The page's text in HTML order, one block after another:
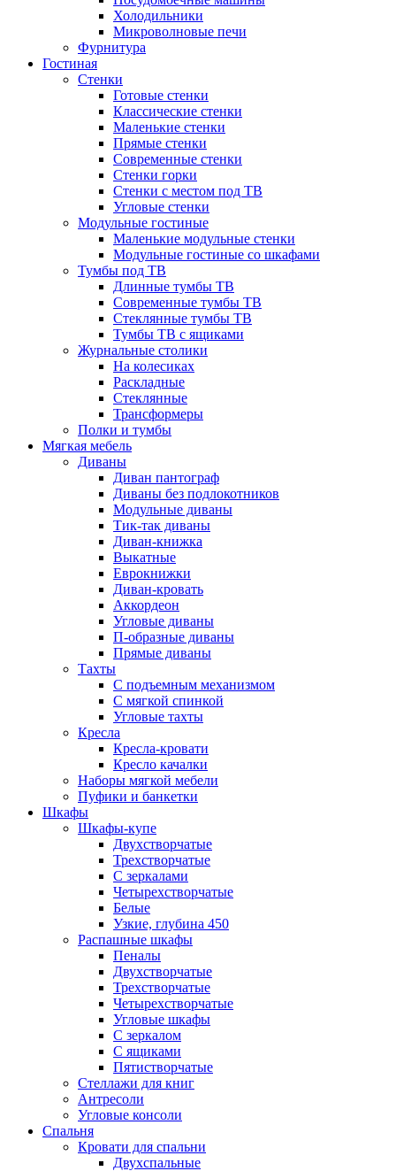
Холодильники
Микроволновые печи
Фурнитура
Гостиная
Стенки
Готовые стенки
Классические стенки
Маленькие стенки
Прямые стенки
Современные стенки
Стенки горки
Стенки с местом под ТВ
Угловые стенки
Модульные гостиные
Маленькие модульные стенки
Модульные гостиные со шкафами
Тумбы под ТВ
Длинные тумбы ТВ
Современные тумбы ТВ
Стеклянные тумбы ТВ
Тумбы ТВ с ящиками
Журнальные столики
На колесиках
Раскладные
Стеклянные
Трансформеры
Полки и тумбы
Мягкая мебель
Диваны
Диван пантограф
Диваны без подлокотников
Модульные диваны
Тик-так диваны
Диван-книжка
Выкатные
Еврокнижки
Диван-кровать
Аккордеон
Угловые диваны
П-образные диваны
Прямые диваны
Тахты
С подъемным механизмом
С мягкой спинкой
Угловые тахты
Кресла
Кресла-кровати
Кресло качалки
Наборы мягкой мебели
Пуфики и банкетки
Шкафы
Шкафы-купе
Двухстворчатые
Трехстворчатые
С зеркалами
Четырехстворчатые
Белые
Узкие, глубина 450
Распашные шкафы
Пеналы
Двухстворчатые
Трехстворчатые
Четырехстворчатые
Угловые шкафы
С зеркалом
С ящиками
Пятистворчатые
Стеллажи для книг
Антресоли
Угловые консоли
Спальня
Кровати для спальни
Двухспальные